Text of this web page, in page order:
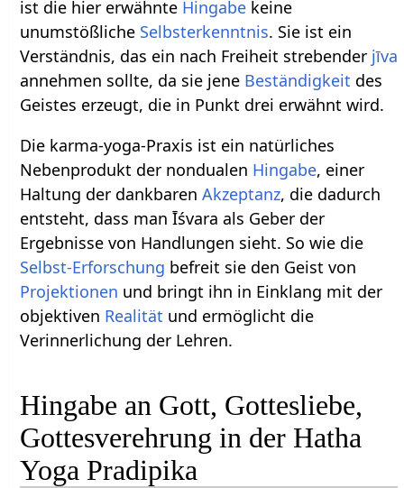
ist die hier erwähnte Hingabe keine
unumstößliche Selbsterkenntnis. Sie ist ein
Verständnis, das ein nach Freiheit strebender jīva
annehmen sollte, da sie jene Beständigkeit des
Geistes erzeugt, die in Punkt drei erwähnt wird.
Die karma-yoga-Praxis ist ein natürliches
Nebenprodukt der nondualen Hingabe, einer
Haltung der dankbarenAkzeptanz, die dadurch
entsteht, dass man Īśvara als Geber der
Ergebnisse von Handlungen sieht. So wie die
Selbst-Erforschung befreit sie den Geist von
Projektionen und bringt ihn in Einklang mit der
objektiven Realität und ermöglicht die
Verinnerlichung der Lehren.
Hingabe an Gott, Gottesliebe,
Gottesverehrung in der Hatha
Yoga Pradipika